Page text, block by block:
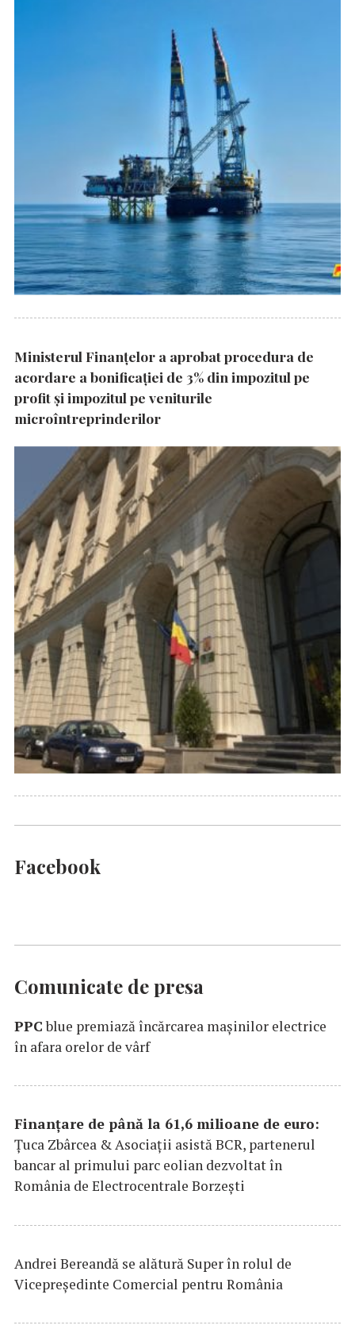
Ministerul Finanțelor a aprobat procedura de
acordare a bonificației de 3% din impozitul pe
profit și impozitul pe veniturile
microîntreprinderilor
Facebook
Comunicate de presa
PPCblue premiază încărcarea maşinilor electrice
în afara orelor de vârf
Finanțare de până la 61,6 milioane de euro:
Țuca Zbârcea & Asociații asistă BCR, partenerul
bancar al primului parc eolian dezvoltat în
România de Electrocentrale Borzești
Andrei Bereandă se alătură Super în rolul de
Vicepreședinte Comercial pentru România